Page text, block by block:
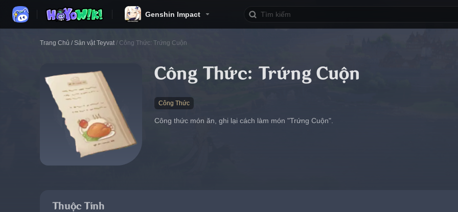
Genshin Impact
Trang Chủ / Sản vật Teyvat / Công Thức: Trứng Cuộn
Công Thức: Trứng Cuộn
Công Thức
Công thức món ăn, ghi lại cách làm món "Trứng Cuộn".
Thuộc Tính